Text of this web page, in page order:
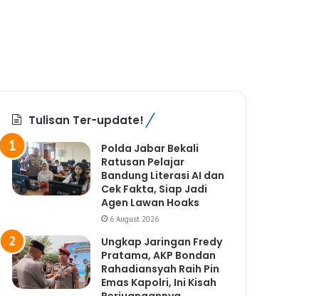
Tulisan Ter-update!
Polda Jabar Bekali
Ratusan Pelajar
Bandung Literasi AI dan
Cek Fakta, Siap Jadi
Agen Lawan Hoaks
6 August 2026
Ungkap Jaringan Fredy
Pratama, AKP Bondan
Rahadiansyah Raih Pin
Emas Kapolri, Ini Kisah